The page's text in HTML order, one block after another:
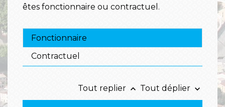
êtes fonctionnaire ou contractuel.
Fonctionnaire
Contractuel
Tout replier keyboard_arrow_up Tout déplier keyboard_arrow_down